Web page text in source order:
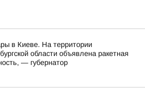
в Киеве. На территории
области объявлена ракетная
— губернатор